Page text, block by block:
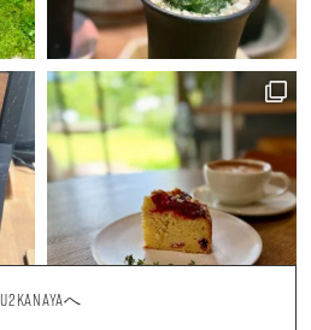
U2KANAYAへ